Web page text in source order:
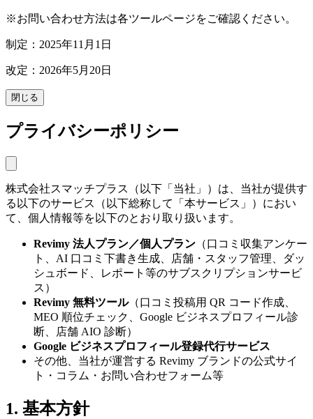
※お問い合わせ方法は各ツールページをご確認ください。
制定：2025年11月1日
改定：2026年5月20日
閉じる
プライバシーポリシー
株式会社スマッチプラス（以下「当社」）は、当社が提供す
る以下のサービス（以下総称して「本サービス」）におい
て、個人情報等を以下のとおり取り扱います。
Revimy 法人プラン／個人プラン （口コミ収集アンケー
ト、AI 口コミ下書き生成、店舗・スタッフ管理、ダッ
シュボード、レポート等のサブスクリプションサービ
ス）
Revimy 無料ツール（口コミ投稿用 QR コード作成、
MEO 順位チェック、Google ビジネスプロフィール診
断、店舗 AIO 診断）
Google ビジネスプロフィール登録代行サービス
その他、当社が運営する Revimy ブランドの公式サイ
ト・コラム・お問い合わせフォーム等
1. 基本方針